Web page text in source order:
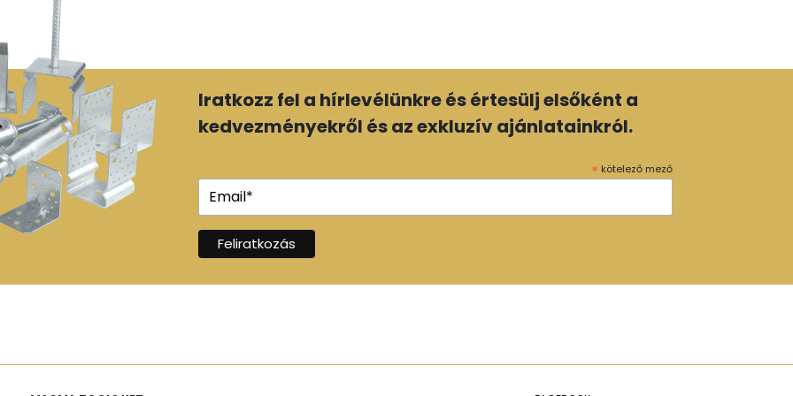
Iratkozz fel a hírlevélünkre és értesülj elsőként a
kedvezményekről és az exkluzív ajánlatainkról.
* kötelező mező